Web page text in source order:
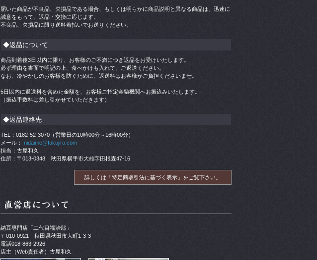
届いた商品が不良品、欠損品である場合、もしくは明らかに商品説明と異なる商品は、迅速に
誠意をもって、返品・交換に応じます。
不良品、欠損品に限り送料着払いでお送りください。
◆返品について
商品到着後3日以内に限り、お客様のご不満につき返品をお受けいたします。
必ず理由を書面で明記の上、食べかけも入れて、ご返送ください。
なお、冷やかしのお客様を防ぐために、返送料はお客様がご負担くださいませ。
5日以内に返送料を含めた金額を、お客様ご指定金融機関へお振込みいたします。
（振込手数料は差し引かせていただきます）
◆返品連絡先
TEL：0182-52-3070（営業日の10時00分～16時00分）
メール：
nidaime@fukujiro.com
担当：古屋和久
住所：〒013-0348 秋田県横手市大雄字田根森47-16
詳しくは「特定商取引法に基づく表示」をご覧下さい。
納豆専門店「二代目福治郎」
〒010-0921 秋田県秋田市大町1-3-3
電話018-863-2926
店主（Web責任者）古屋和久